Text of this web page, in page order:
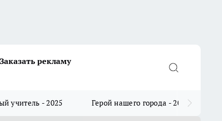
Заказать рекламу
учитель - 2025 Герой нашего города - 2025